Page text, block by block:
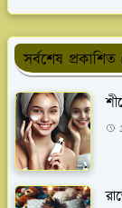
সর্বশেষ